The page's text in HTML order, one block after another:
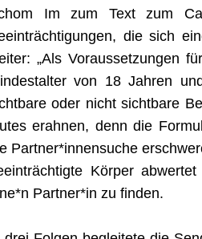
Im zum Text zum
die sich
„Als Voraussetzungen
von 18 Jahren
oder nicht sichtbare
erahnen, denn die
Partner*innensuche
Körper
Partner*in zu finden.